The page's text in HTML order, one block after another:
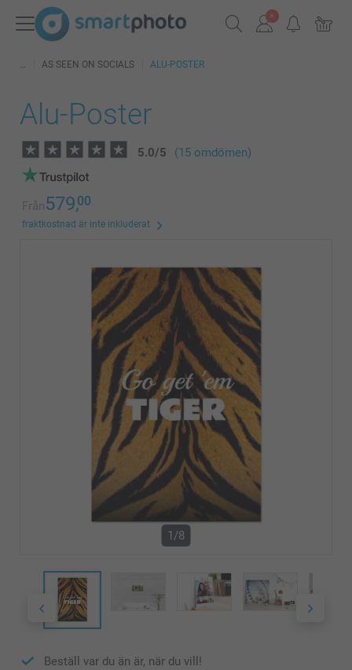
AS SEEN ON SOCIALS ALU-POSTER
Alu-Poster
5.0/5 (15 omdömen)
Från579,00
fraktkostnad är inte inkluderat
1/8
Beställ var du än är, när du vill!